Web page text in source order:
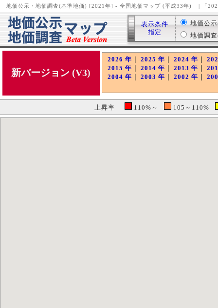
地価公示・地価調査(基準地価) [2021年] - 全国地価マップ (平成33年) | 「
表示条件
指定
地価公
地価調
新バージョン (V3)
2026 年 2025 年 2024 年
2015 年
2014 年 2013 年
2004 年
2003 年 2002 年
上昇率 110%～ 105～110%